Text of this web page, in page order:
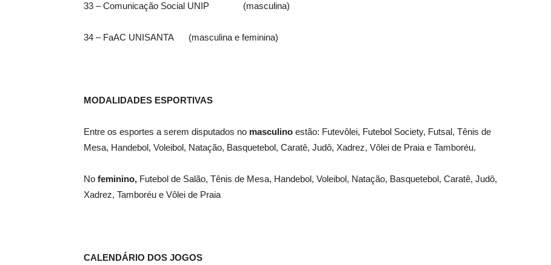
33 – Comunicação Social UNIP (masculina)
34 – FaAC UNISANTA (masculina e feminina)
MODALIDADES ESPORTIVAS
Entre os esportes a serem disputados no masculino estão: Futevôlei, Futebol Society, Futsal, Tênis de
Mesa, Handebol, Voleibol, Natação, Basquetebol, Caratê, Judô, Xadrez, Vôlei de Praia e Tamboréu.
No feminino, Futebol de Salão, Tênis de Mesa, Handebol, Voleibol, Natação, Basquetebol, Caratê, Judô,
Xadrez, Tamboréu e Vôlei de Praia
CALENDÁRIO DOS JOGOS